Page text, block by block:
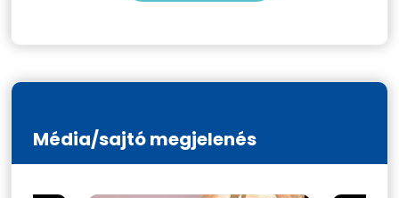
Média/sajtó megjelenés